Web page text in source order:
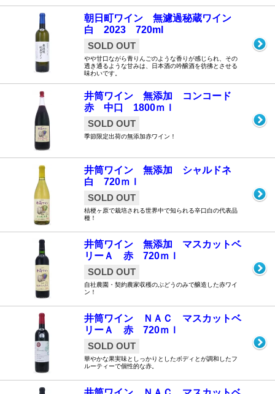
朝日町ワイン 無濾過秘蔵ワイン
白 2023 720ml
SOLD OUT
やや甘口ながら青りんごのような香りが感じられ、その
透き通るような甘みは、日本酒の吟醸酒を彷彿とさせる
味わいです。
井筒ワイン 無添加 コンコード
赤 中口 1800ｍｌ
SOLD OUT
季節限定出荷の無添加赤ワイン！
井筒ワイン 無添加 シャルドネ
白 720ｍｌ
SOLD OUT
桔梗ヶ原で栽培される世界中で知られる辛口白の代表品
種！
井筒ワイン 無添加 マスカットベ
リーＡ 赤 720ｍｌ
SOLD OUT
自社農園・契約農家収穫のぶどうのみで醸造した赤ワイ
ン！
井筒ワイン ＮＡＣ マスカットベ
リーＡ 赤 720ｍｌ
SOLD OUT
華やかな果実味としっかりとしたボディとが調和したフ
ルーティーで個性的な赤。